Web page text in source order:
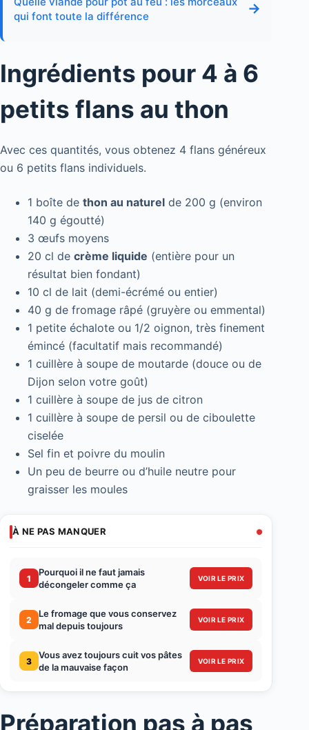
qui font toute la différence
→
Ingrédients pour 4 à 6
petits flans au thon
Avec ces quantités, vous obtenez 4 flans généreux
ou 6 petits flans individuels.
1 boîte de thon au naturel de 200 g (environ
140 g égoutté)
3 œufs moyens
20 cl de crème liquide (entière pour un
résultat bien fondant)
10 cl de lait (demi-écrémé ou entier)
40 g de fromage râpé (gruyère ou emmental)
1 petite échalote ou 1/2 oignon, très finement
émincé (facultatif mais recommandé)
1 cuillère à soupe de moutarde (douce ou de
Dijon selon votre goût)
1 cuillère à soupe de jus de citron
1 cuillère à soupe de persil ou de ciboulette
ciselée
Sel fin et poivre du moulin
Un peu de beurre ou d’huile neutre pour
graisser les moules
À NE PAS MANQUER
1
Pourquoi il ne faut jamais
décongeler comme ça
VOIR LE PRIX
2
Le fromage que vous conservez
mal depuis toujours
VOIR LE PRIX
3
Vous avez toujours cuit vos pâtes
de la mauvaise façon
VOIR LE PRIX
Préparation pas à pas